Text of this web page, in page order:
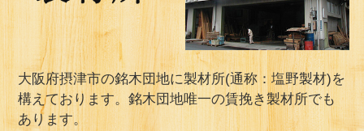
大阪府摂津市の銘木団地に製材所(通称：塩野製材)を
構えております。銘木団地唯一の賃挽き製材所でも
あります。